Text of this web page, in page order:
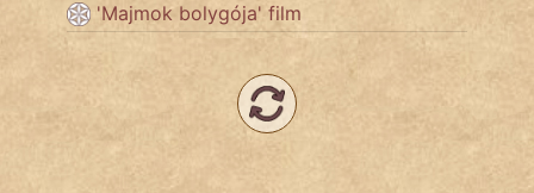
'Majmok bolygója' film